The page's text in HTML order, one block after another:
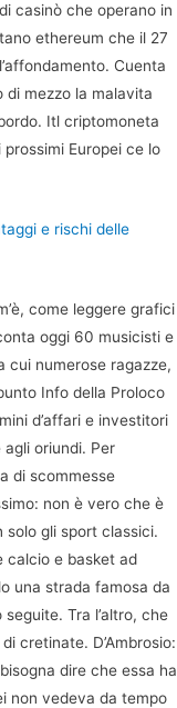
casinò che operano in
ethereum che il 27
Cuenta
mezzo la malavita
Itl criptomoneta
Europei ce lo
e rischi delle
come leggere grafici
oggi 60 musicisti e
cui numerose ragazze,
Info della Proloco
d’affari e investitori
oriundi. Per
di scommesse
non è vero che è
solo gli sport classici.
calcio e basket ad
una strada famosa da
Tra l’altro, che
cretinate. D’Ambrosio:
dire che essa ha
non vedeva da tempo